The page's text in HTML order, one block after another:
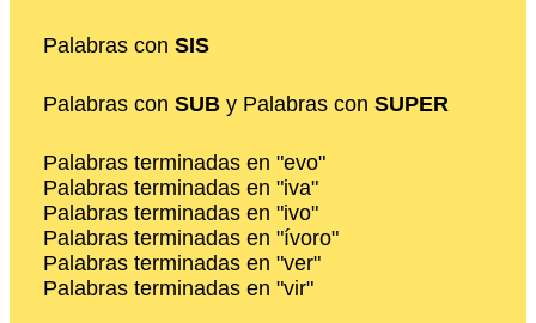
Palabras con SIS
Palabras con SUB y Palabras con SUPER
Palabras terminadas en "evo"
Palabras terminadas en "iva"
Palabras terminadas en "ivo"
Palabras terminadas en "ívoro"
Palabras terminadas en "ver"
Palabras terminadas en "vir"